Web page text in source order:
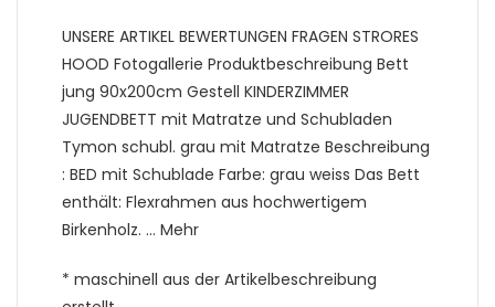
UNSERE ARTIKEL BEWERTUNGEN FRAGEN STRORES
HOOD Fotogallerie Produktbeschreibung Bett
jung 90x200cm Gestell KINDERZIMMER
JUGENDBETT mit Matratze und Schubladen
Tymon schubl. grau mit Matratze Beschreibung
: BED mit Schublade Farbe: grau weiss Das Bett
enthält: Flexrahmen aus hochwertigem
Birkenholz. … Mehr
* maschinell aus der Artikelbeschreibung